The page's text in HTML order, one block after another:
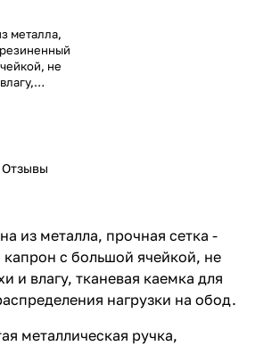
металла,
не
ручка,
с
и
70*80
252 см.
Отзывы
из металла, прочная сетка -
с большой ячейкой, не
и влагу, тканевая каемка для
нагрузки на обод.
металлическая ручка,